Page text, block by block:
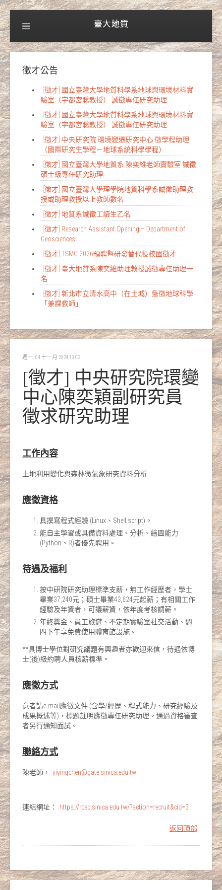
徵才公告
[徵才] 國立臺灣大學地質科學系地球與環境材料實
驗室（宇都宮聡教授） 誠徵專任研究助理
[徵才] 國立臺灣大學地質科學系地球與環境材料實
驗室（宇都宮聡教授） 誠徵專任研究助理
[徵才] 中央研究院 環境變遷研究中心 徵學程助理
（國際研究生學程－地球系統科學學程）
[徵才] 國立臺灣大學地質系 陳奕維老師實驗室 誠徵
碩士級專任研究助理
[徵才] 國立臺灣大學理學院地質科學系誠徵助理教
授或助理教授以上教師數名
[徵才] 地質系誠徵工讀生乙名
[徵才] Research Assistant Opening – Department of
Geosciences
[徵才] TSMC 2026預聘暨研發替代役校園徵才
[徵才] 臺大地質系陳奕維助理教授誠徵專任助理一
名
[徵才] 新北市立清水高中（在土城）急徵地球科學
「兼課教師」
週一, 04 十一月 2024 10:02
[徵才] 中央研究院環變
中心陳奕穎副研究員
徵求研究助理
工作內容
土地利用變化與森林微氣象研究資料分析
應徵資格
具撰寫程式經驗 (Linux、Shell script)。
能自主學習或具備資料處理、分析、繪圖能力
(Python、R)者優先聘用。
待遇及福利
按中研院研究助理標準支薪，無工作經歷者，學士
畢業37,240元；碩士畢業43,624元起薪；有相關工作
經驗及年資者，可議薪資，依年度考核調薪。
年終獎金、員工旅遊、不定期實驗室社交活動、週
四下午享免費使用體育館設施。
**具博士學位對研究議題有興趣者亦歡迎來信，待遇依博
士(後)級約聘人員核薪標準。
應徵方式
意者請e-mail應徵文件 (含學/經歷、程式能力、研究經驗及
成果概述等)，標題註明應徵專任研究助理。通過資格審查
者另行通知面試。
聯絡方式
陳老師， yiyingchen@gate.sinica.edu.tw
連結網址： https://rcec.sinica.edu.tw/?action=recruit&cid=3
返回頂部